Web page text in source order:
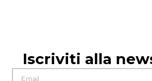
Platea
€ 20,00
€
palchi Platea, I e II
ordine
€ 18,00
€
Iscriviti alla